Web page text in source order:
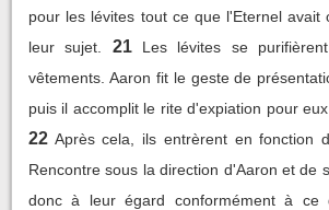
pour les lévites tout ce que l'Eternel avait
leur sujet.
21
Les lévites se
vêtements. Aaron fit le geste de
puis il accomplit le rite d'expiation pour
22 Après cela, ils entrèrent en fonction
Rencontre sous la direction d'Aaron et de
donc à leur égard conformément à ce